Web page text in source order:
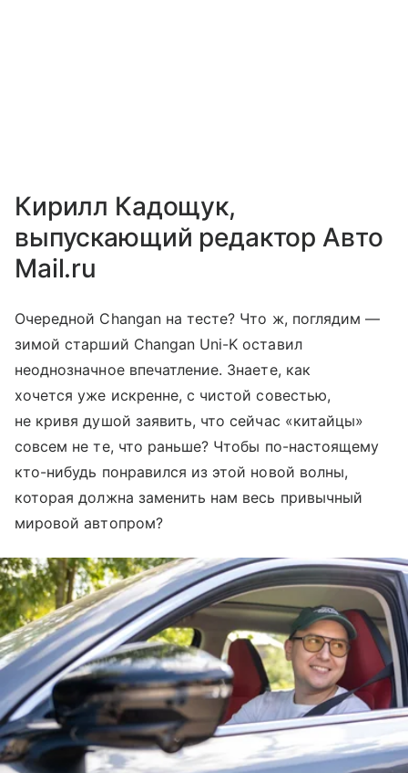
Кирилл Кадощук,
выпускающий редактор Авто
Mail.ru
Очередной Changan на тесте? Что ж, поглядим —
зимой старший Changan Uni-K оставил
неоднозначное впечатление. Знаете, как
хочется уже искренне, с чистой совестью,
не кривя душой заявить, что сейчас «китайцы»
совсем не те, что раньше? Чтобы по-настоящему
кто-нибудь понравился из этой новой волны,
которая должна заменить нам весь привычный
мировой автопром?